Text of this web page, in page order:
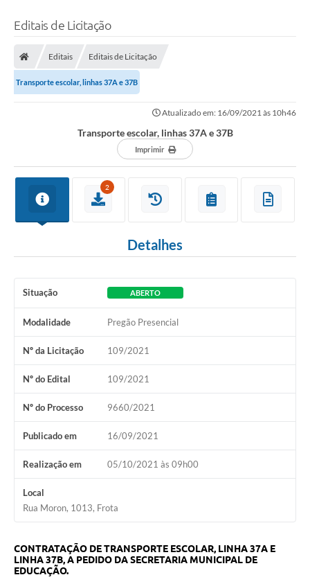
Conselhos Municipais
Coleta seletiva - Informações
Eventos
Galeria de Fotos
A Nossa Cidade
A Prefeitura
Audiências Públicas
Contas Públicas
Editais
Serviços Online
Editais de Licitação
Editais Editais de Licitação
Transporte escolar, linhas 37A e 37B
Atualizado em: 16/09/2021 às 10h46
Transporte escolar, linhas 37A e 37B
Imprimir
2
Detalhes
Situação ABERTO
Modalidade Pregão Presencial
Nº da Licitação 109/2021
Nº do Edital 109/2021
Nº do Processo 9660/2021
Publicado em 16/09/2021
Realização em 05/10/2021 às 09h00
Local
Rua Moron, 1013, Frota
CONTRATAÇÃO DE TRANSPORTE ESCOLAR, LINHA 37A E
LINHA 37B, A PEDIDO DA SECRETARIA MUNICIPAL DE
EDUCAÇÃO.